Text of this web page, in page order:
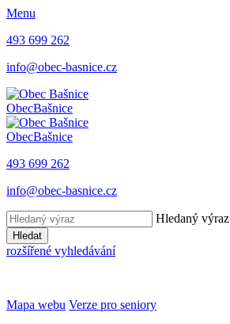
Menu
493 699 262
info@obec-basnice.cz
ObecBašnice
ObecBašnice
493 699 262
info@obec-basnice.cz
Hledaný výraz
Hledat
rozšířené vyhledávání
Mapa webu Verze pro seniory